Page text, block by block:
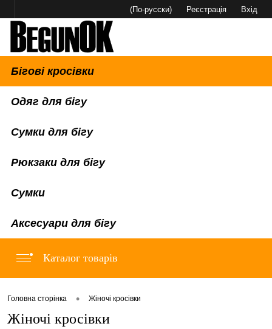
(По-русски) Реєстрація Вхід
Бігові кросівки
Одяг для бігу
Сумки для бігу
Рюкзаки для бігу
Сумки
Аксесуари для бігу
Каталог товарів
Головна сторінка • Жіночі кросівки
Жіночі кросівки